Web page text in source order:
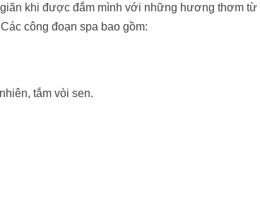
khi được đắm mình với những hương thơm từ
công đoạn spa bao gồm:
tắm vòi sen.